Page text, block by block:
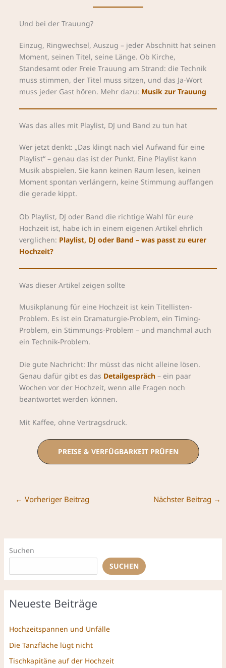
Und bei der Trauung?
Einzug, Ringwechsel, Auszug – jeder Abschnitt hat seinen
Moment, seinen Titel, seine Länge. Ob Kirche,
Standesamt oder Freie Trauung am Strand: die Technik
muss stimmen, der Titel muss sitzen, und das Ja-Wort
muss jeder Gast hören. Mehr dazu: Musik zur Trauung
Was das alles mit Playlist, DJ und Band zu tun hat
Wer jetzt denkt: „Das klingt nach viel Aufwand für eine
Playlist“ – genau das ist der Punkt. Eine Playlist kann
Musik abspielen. Sie kann keinen Raum lesen, keinen
Moment spontan verlängern, keine Stimmung auffangen
die gerade kippt.
Ob Playlist, DJ oder Band die richtige Wahl für eure
Hochzeit ist, habe ich in einem eigenen Artikel ehrlich
verglichen: Playlist, DJ oder Band – was passt zu eurer
Hochzeit?
Was dieser Artikel zeigen sollte
Musikplanung für eine Hochzeit ist kein Titellisten-
Problem. Es ist ein Dramaturgie-Problem, ein Timing-
Problem, ein Stimmungs-Problem – und manchmal auch
ein Technik-Problem.
Die gute Nachricht: Ihr müsst das nicht alleine lösen.
Genau dafür gibt es das Detailgespräch– ein paar
Wochen vor der Hochzeit, wenn alle Fragen noch
beantwortet werden können.
Mit Kaffee, ohne Vertragsdruck.
PREISE & VERFÜGBARKEIT PRÜFEN
← Vorheriger Beitrag Nächster Beitrag →
Suchen
SUCHEN
Neueste Beiträge
Hochzeitspannen und Unfälle
Die Tanzfläche lügt nicht
Tischkapitäne auf der Hochzeit